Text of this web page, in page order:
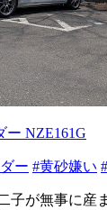
ー NZE161G
ー #黄砂嫌い
子が無事に産